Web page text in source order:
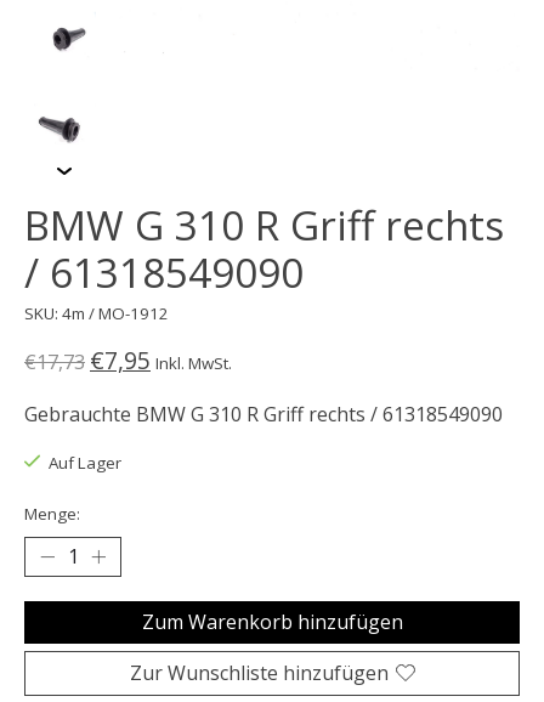
BMW G 310 R Griff rechts
/ 61318549090
SKU: 4m / MO-1912
€17,73 €7,95 Inkl. MwSt.
Gebrauchte BMW G 310 R Griff rechts / 61318549090
Auf Lager
Menge:
Zum Warenkorb hinzufügen
Zur Wunschliste hinzufügen